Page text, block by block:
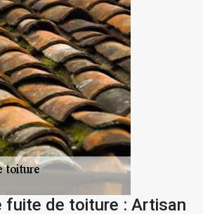
fuite de toiture : Artisan